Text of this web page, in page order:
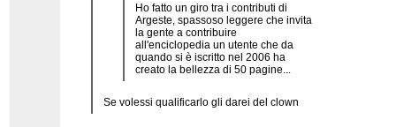
Ho fatto un giro tra i contributi di
Argeste, spassoso leggere che invita
la gente a contribuire
all'enciclopedia un utente che da
quando si è iscritto nel 2006 ha
creato la bellezza di 50 pagine...
Se volessi qualificarlo gli darei del clown